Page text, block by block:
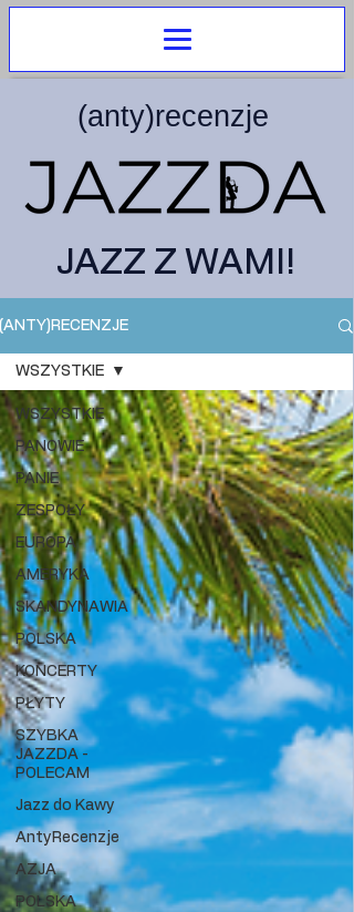
(anty)recenzje
JAZZ Z WAMI!
(ANTY)RECENZJE
WSZYSTKIE
PANOWIE
PANIE
ZESPOŁY
EUROPA
AMERYKA
SKANDYNAWIA
POLSKA
KONCERTY
PŁYTY
SZYBKA
JAZZDA -
POLECAM
Jazz do Kawy
AntyRecenzje
AZJA
POLSKA
WSZYSTKIE